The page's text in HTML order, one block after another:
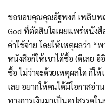
ขอขอบคุณคุณอัฐพงศ์ เพลินพ
God ที่ตัดสินใจเผยแพร่หนัง
ค่าใช้จ่าย โดยให้เหตุผลว่า “
หนังสือก็ให้เขาได้ซื้อ (ดีเลย
ซื้อ ไม่ว่าจะด้วยเหตุผลใด ก็ใ
เลย อยากให้คนได้มีโอกาสอ่า
ทางการเงินมาเป็นอุปสรรคใ